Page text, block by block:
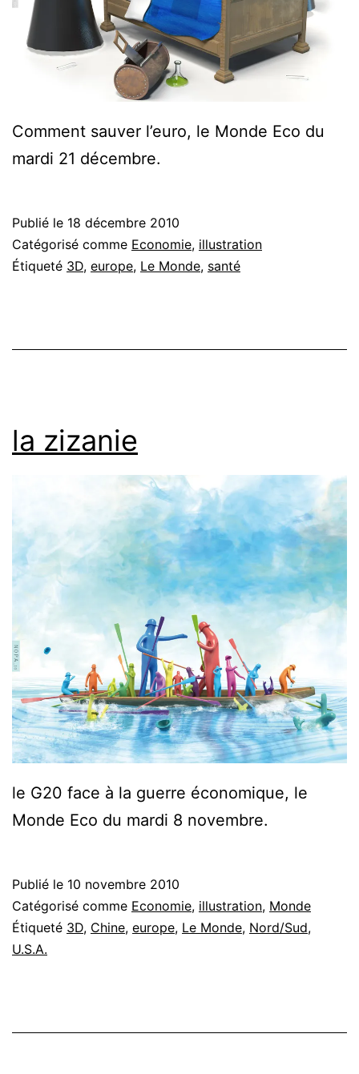
Comment sauver l’euro, le Monde Eco du
mardi 21 décembre.
Publié le 18 décembre 2010
Catégorisé comme Economie, illustration
Étiqueté 3D, europe, Le Monde, santé
la zizanie
le G20 face à la guerre économique, le
Monde Eco du mardi 8 novembre.
Publié le 10 novembre 2010
Catégorisé comme Economie, illustration, Monde
Étiqueté 3D, Chine, europe, Le Monde, Nord/Sud,
U.S.A.